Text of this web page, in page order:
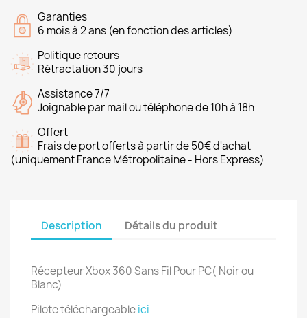
Garanties
6 mois à 2 ans (en fonction des articles)
Politique retours
Rétractation 30 jours
Assistance 7/7
Joignable par mail ou téléphone de 10h à 18h
Offert
Frais de port offerts à partir de 50€ d'achat
(uniquement France Métropolitaine - Hors Express)
Description Détails du produit
Récepteur Xbox 360 Sans Fil Pour PC( Noir ou
Blanc)
Pilote téléchargeableici